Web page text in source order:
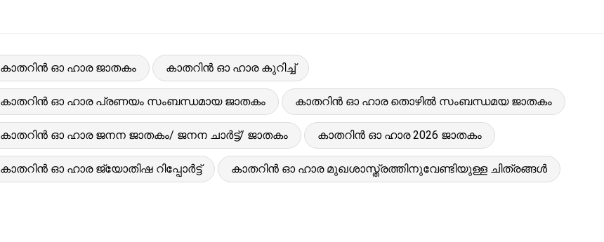
കാതറിൻ ഓ ഹാര ജാതകം കാതറിൻ ഓ ഹാര കുറിച്ച്
കാതറിൻ ഓ ഹാര പ്രണയം സംബന്ധമായ ജാതകം കാതറിൻ ഓ ഹാര തൊഴിൽ സംബന്ധമയ ജാതകം
കാതറിൻ ഓ ഹാര ജനന ജാതകം/ ജനന ചാർട്ട്/ ജാതകം കാതറിൻ ഓ ഹാര 2026 ജാതകം
കാതറിൻ ഓ ഹാര ജ്യോതിഷ റിപ്പോർട്ട് കാതറിൻ ഓ ഹാര മുഖശാസ്ത്രത്തിനുവേണ്ടിയുള്ള ചിത്രങ്ങൾ